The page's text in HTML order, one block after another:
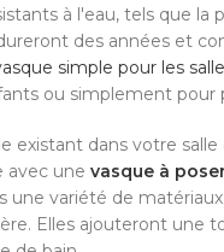
à l'eau, tels que la
des années et
simple pour les
ou simplement pour
existant dans votre
avec une vasque à
une variété de
Elles ajouteront une